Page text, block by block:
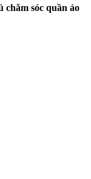
chăm sóc quần áo